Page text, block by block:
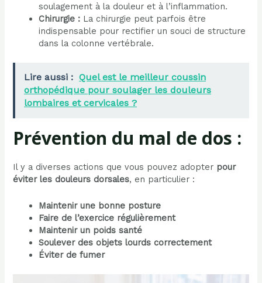
soulagement à la douleur et à l’inflammation.
Chirurgie : La chirurgie peut parfois être
indispensable pour rectifier un souci de structure
dans la colonne vertébrale.
Lire aussi : Quel est le meilleur coussin
orthopédique pour soulager les douleurs
lombaires et cervicales ?
Prévention du mal de dos :
Il y a diverses actions que vous pouvez adopter pour
éviter les douleurs dorsales, en particulier :
Maintenir une bonne posture
Faire de l’exercice régulièrement
Maintenir un poids santé
Soulever des objets lourds correctement
Éviter de fumer